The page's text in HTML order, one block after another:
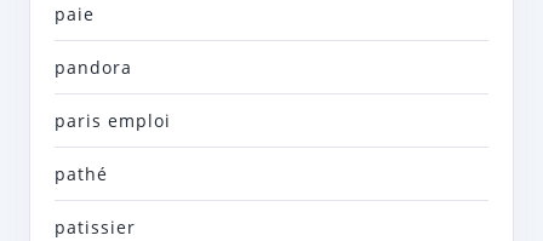
paie
pandora
paris emploi
pathé
patissier